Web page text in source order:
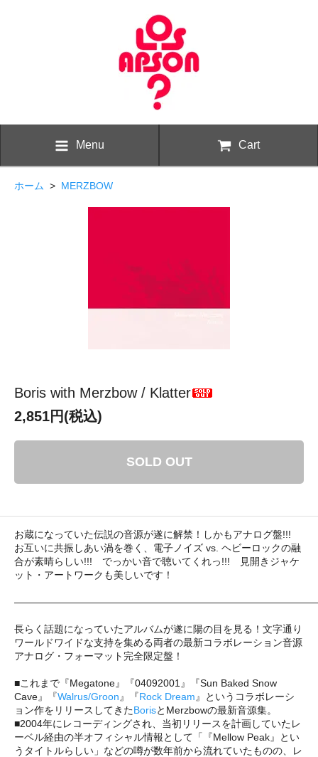
Menu Cart
ホーム > MERZBOW
Boris with Merzbow / Klatter
2,851円(税込)
SOLD OUT
お蔵になっていた伝説の音源が遂に解禁！しかもアナログ盤!!!
お互いに共振しあい渦を巻く、電子ノイズ vs. ヘビーロックの融
合が素晴らしい!!! でっかい音で聴いてくれっ!!! 見開きジャケ
ット・アートワークも美しいです！
長らく話題になっていたアルバムが遂に陽の目を見る！文字通り
ワールドワイドな支持を集める両者の最新コラボレーション音源
アナログ・フォーマット完全限定盤！
■これまで『Megatone』『04092001』『Sun Baked Snow
Cave』『Walrus/Groon 』『Rock Dream 』というコラボレーシ
ョン作をリリースしてきたBorisとMerzbowの最新音源集。
■2004年にレコーディングされ、当初リリースを計画していたレ
ーベル経由の半オフィシャル情報として「『Mellow Peak』とい
うタイトルらしい」などの噂が数年前から流れていたものの、レ